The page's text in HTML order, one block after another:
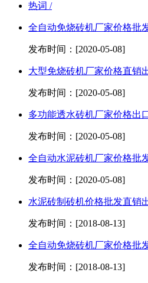
热词 /
全自动免烧砖机厂家价格批
发布时间：[2020-05-08]
大型免烧砖机厂家价格直销
发布时间：[2020-05-08]
多功能透水砖机厂家价格出
发布时间：[2020-05-08]
全自动水泥砖机厂家价格批
发布时间：[2020-05-08]
水泥砖制砖机价格批发直销
发布时间：[2018-08-13]
全自动免烧砖机厂家价格批
发布时间：[2018-08-13]